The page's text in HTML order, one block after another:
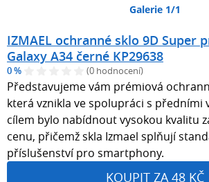
Galerie 1/1
IZMAEL ochranné sklo 9D Super
Galaxy A34 černé KP29638
0 % (0 hodnocení)
Představujeme vám prémiová
která vznikla ve spolupráci s předními
cílem bylo nabídnout vysokou kvalitu
cenu, přičemž skla Izmael splňují
příslušenství pro smartphony.
KOUPIT ZA 48 KČ